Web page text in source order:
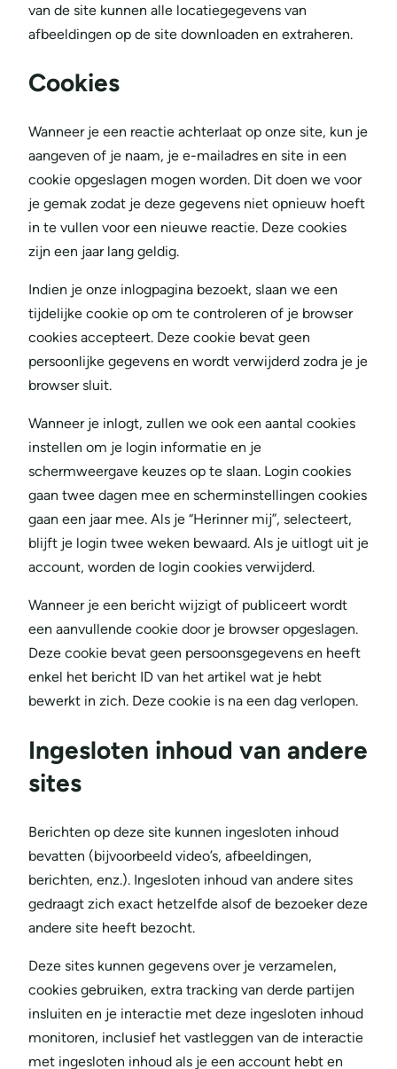
van de site kunnen alle locatiegegevens van
afbeeldingen op de site downloaden en extraheren.
Cookies
Wanneer je een reactie achterlaat op onze site, kun je
aangeven of je naam, je e-mailadres en site in een
cookie opgeslagen mogen worden. Dit doen we voor
je gemak zodat je deze gegevens niet opnieuw hoeft
in te vullen voor een nieuwe reactie. Deze cookies
zijn een jaar lang geldig.
Indien je onze inlogpagina bezoekt, slaan we een
tijdelijke cookie op om te controleren of je browser
cookies accepteert. Deze cookie bevat geen
persoonlijke gegevens en wordt verwijderd zodra je je
browser sluit.
Wanneer je inlogt, zullen we ook een aantal cookies
instellen om je login informatie en je
schermweergave keuzes op te slaan. Login cookies
gaan twee dagen mee en scherminstellingen cookies
gaan een jaar mee. Als je “Herinner mij”, selecteert,
blijft je login twee weken bewaard. Als je uitlogt uit je
account, worden de login cookies verwijderd.
Wanneer je een bericht wijzigt of publiceert wordt
een aanvullende cookie door je browser opgeslagen.
Deze cookie bevat geen persoonsgegevens en heeft
enkel het bericht ID van het artikel wat je hebt
bewerkt in zich. Deze cookie is na een dag verlopen.
Ingesloten inhoud van andere
sites
Berichten op deze site kunnen ingesloten inhoud
bevatten (bijvoorbeeld video’s, afbeeldingen,
berichten, enz.). Ingesloten inhoud van andere sites
gedraagt zich exact hetzelfde alsof de bezoeker deze
andere site heeft bezocht.
Deze sites kunnen gegevens over je verzamelen,
cookies gebruiken, extra tracking van derde partijen
insluiten en je interactie met deze ingesloten inhoud
monitoren, inclusief het vastleggen van de interactie
met ingesloten inhoud als je een account hebt en